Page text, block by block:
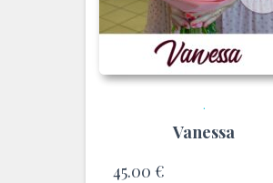
.
Vanessa
45.00 €